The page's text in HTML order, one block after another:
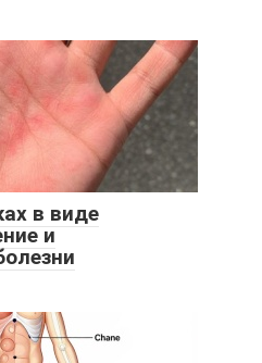
в виде
и